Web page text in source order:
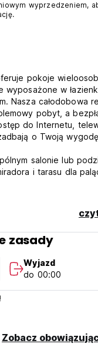
wyprzedzeniem,
pokoje
wyposażone w
Nasza całodobowa
pobyt, a
do Internetu,
o Twoją
salonie lub
i tarasu dla
nie tylko miejsce na
1 dzień
anulowania
pobrana opłata za
zasady
Wyjazd
do 00:00
Zobacz